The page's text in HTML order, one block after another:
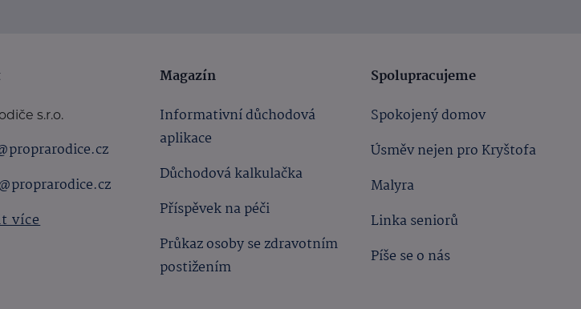
s.r.o.
více
Magazín
Informativní důchodová
aplikace
Důchodová kalkulačka
Příspěvek na péči
Průkaz osoby se zdravotním
postižením
Spolupracujeme
Spokojený domov
Úsměv nejen pro Kryštofa
Malyra
Linka seniorů
Píše se o nás